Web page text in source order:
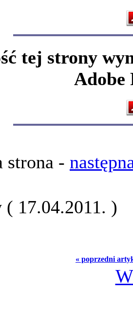
tej strony
Adobe
strona -
17.04.2011. )
« poprzedni